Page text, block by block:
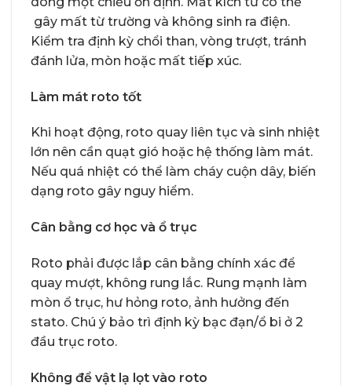
gây mất từ trường và không sinh ra điện.
Kiểm tra định kỳ chổi than, vòng trượt, tránh
đánh lửa, mòn hoặc mất tiếp xúc.
Làm mát roto tốt
Khi hoạt động, roto quay liên tục và sinh nhiệt
lớn nên cần quạt gió hoặc hệ thống làm mát.
Nếu quá nhiệt có thể làm cháy cuộn dây, biến
dạng roto gây nguy hiểm.
Cân bằng cơ học và ổ trục
Roto phải được lắp cân bằng chính xác để
quay mượt, không rung lắc. Rung mạnh làm
mòn ổ trục, hư hỏng roto, ảnh hưởng đến
stato. Chú ý bảo trì định kỳ bạc đạn/ổ bi ở 2
đầu trục roto.
Không để vật lạ lọt vào roto